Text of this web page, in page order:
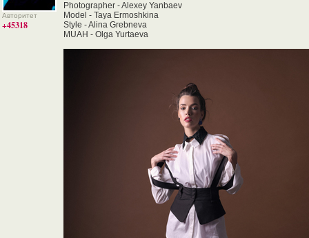
Авторитет
+45318
Photographer - Alexey Yanbaev
Model - Taya Ermoshkina
Style - Alina Grebneva
MUAH - Olga Yurtaeva